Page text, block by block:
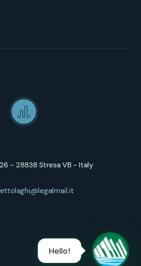
- 28838 Stresa VB - Italy